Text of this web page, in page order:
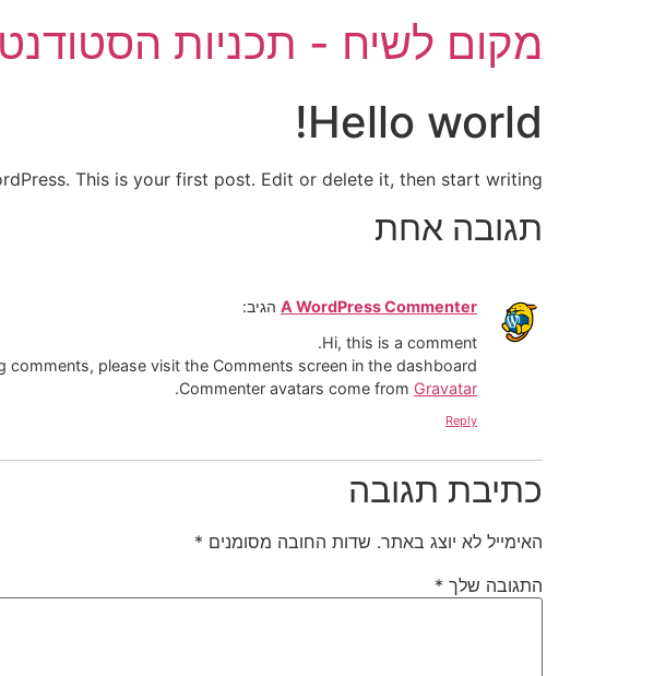
מקום לשיח - תכניות
Hello world!
This is your first post. Edit or delete it, then start writing!
תגובה אחת
A WordPress Commenter הגיב:
Hi, this is a comment.
please visit the Comments screen in the dashboard.
Commenter avatars come from Gravatar
.
Reply
כתיבת תגובה
האימייל לא יוצג באתר. שדות החובה מסומנים *
התגובה שלך *